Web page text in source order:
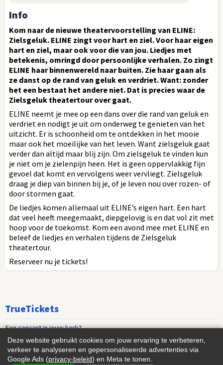
Info
Kom naar de nieuwe theatervoorstelling van ELINE:
Zielsgeluk. ELINE zingt voor hart en ziel. Voor haar eigen
hart en ziel, maar ook voor die van jou. Liedjes met
betekenis, omringd door persoonlijke verhalen. Zo zingt
ELINE haar binnenwereld naar buiten. Zie haar gaan als
ze danst op de rand van geluk en verdriet. Want: zonder
het een bestaat het andere niet. Dat is precies waar de
Zielsgeluk theatertour over gaat.
ELINE neemt je mee op een dans over die rand van geluk en
verdriet en nodigt je uit om onderweg te genieten van het
uitzicht. Er is schoonheid om te ontdekken in het mooie
maar ook het moeilijke van het leven. Want zielsgeluk gaat
verder dan altijd maar blij zijn. Om zielsgeluk te vinden kun
je niet om je zielenpijn heen. Het is geen oppervlakkig fijn
gevoel dat komt en vervolgens weer vervliegt. Zielsgeluk
draag je diep van binnen bij je, of je leven nou over rozen- of
door stormen gaat.
De liedjes komen allemaal uit ELINE’s eigen hart. Een hart
dat veel heeft meegemaakt, diepgelovig is en dat vol zit met
hoop voor de toekomst. Kom een avond mee met ELINE en
beleef de liedjes en verhalen tijdens de Zielsgeluk
theatertour.
Reserveer nu je tickets!
TrueTickets
Een concert in jouw kerk?
Playlist nieuwe muziek
Events voor vrouwen
Deze website gebruikt cookies om jouw ervaring te verbeteren,
verkeer te analyseren en gepersonaliseerde advertenties via
Google Ads (privacy-beleid) en Meta te tonen.